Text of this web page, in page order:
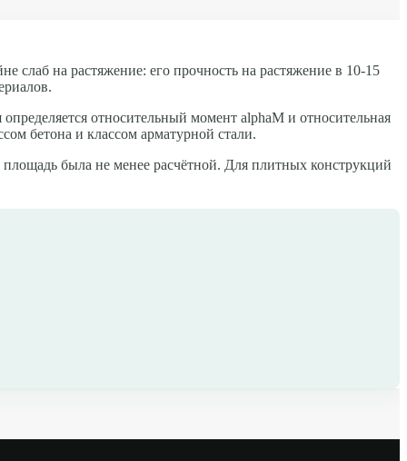
слаб на растяжение: его прочность на растяжение в 10-15
относительный момент alphaM и относительная
бетона и классом арматурной стали.
была не менее расчётной. Для плитных конструкций